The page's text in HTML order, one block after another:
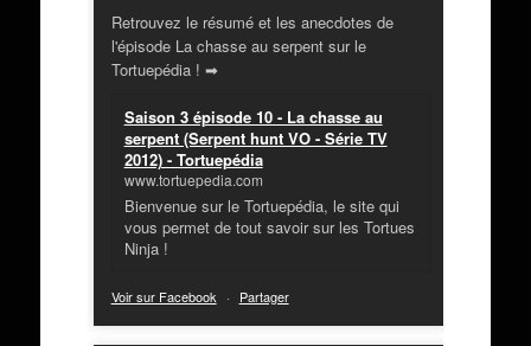
Retrouvez le résumé et les anecdotes de
l'épisode La chasse au serpent sur le
Tortuepédia ! ➡
Saison 3 épisode 10 - La chasse au
serpent (Serpent hunt VO - Série TV
2012) - Tortuepédia
www.tortuepedia.com
Bienvenue sur le Tortuepédia, le site qui
vous permet de tout savoir sur les Tortues
Ninja !
Voir sur Facebook · Partager